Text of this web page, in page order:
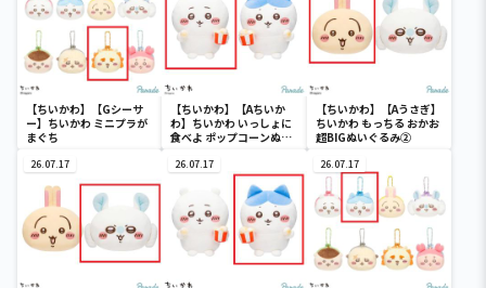
【ちいかわ】【Gシーサ
ー】ちいかわ ミニプラが
まぐち
【ちいかわ】【Aちいか
わ】ちいかわ いっしょに
食べよ ポップコーンぬい
【ちいかわ】【Aうさぎ】
ちいかわ もっちる おかお
超BIGぬいぐるみ②
26.07.17 26.07.17 26.07.17